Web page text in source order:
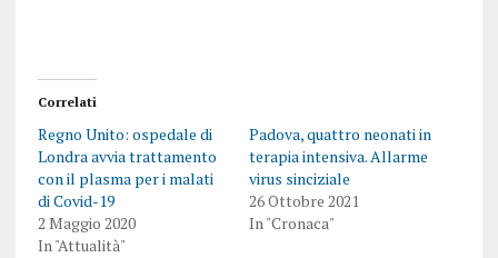
Correlati
Regno Unito: ospedale di
Londra avvia trattamento
con il plasma per i malati
di Covid-19
2 Maggio 2020
In "Attualità"
Padova, quattro neonati in
terapia intensiva. Allarme
virus sinciziale
26 Ottobre 2021
In "Cronaca"